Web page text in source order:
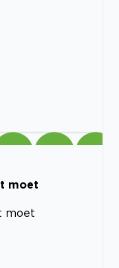
moet
moet